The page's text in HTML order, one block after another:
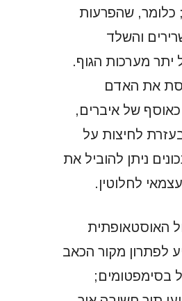
כלומר, שהפרעות
והשלד
יתר מערכות הגוף.
את האדם
של איברים,
לחיצות על
ניתן להוביל את
לחלוטין.
האוסטאופתית
לפתרון מקור הכאב
בסימפטומים;